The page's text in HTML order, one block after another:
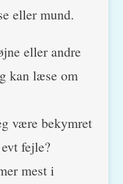
eller mund.
eller andre
kan læse om
være bekymret
fejle?
mest i